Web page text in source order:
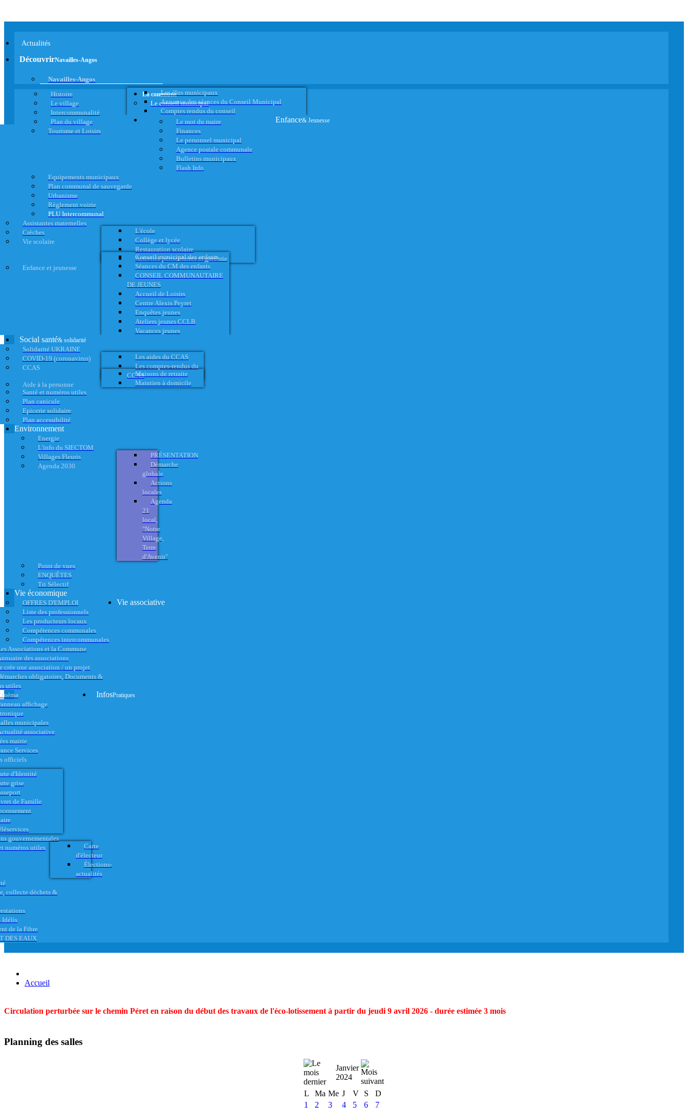
Actualités
DécouvrirNavailles-Angos
Navailles-Angos
Histoire
Le village
Intercommunalité
Plan du village
Tourisme et Loisirs
La commune
Le conseil municipal
Les élus municipaux
Annonce des séances du Conseil Municipal
Comptes rendus du conseil
Le mot du maire
Finances
Le personnel municipal
Agence postale communale
Bulletins municipaux
Flash Info
Equipements municipaux
Plan communal de sauvegarde
Urbanisme
Règlement voirie
PLU Intercommunal
Enfance& Jeunesse
Assistantes maternelles
Crèches
Vie scolaire
L'école
Collège et lycée
Restauration scolaire
Activités périscolaires et garderie
Enfance et jeunesse
Conseil municipal des enfants
Séances du CM des enfants
CONSEIL COMMUNAUTAIRE
DE JEUNES
Accueil de Loisirs
Centre Alexis Peyret
Enquêtes jeunes
Ateliers jeunes CCLB
Vacances jeunes
Social santé& solidarité
Solidarité UKRAINE
COVID-19 (coronavirus)
CCAS
Les aides du CCAS
Les comptes-rendus du
CCAS
Aide à la personne
Maisons de retraite
Maintien à domicile
Santé et numéros utiles
Plan canicule
Epicerie solidaire
Plan accessibilité
Environnement
Energie
L'info du SIECTOM
Villages Fleuris
Agenda 2030
PRÉSENTATION
Démarche
globale
Actions
locales
Agenda
21
local,
"Notre
Village,
Terre
d'Avenir"
Point de vues
ENQUÊTES
Tri Sélectif
Vie économique
OFFRES D'EMPLOI
Liste des professionnels
Les producteurs locaux
Compétences communales
Compétences intercommunales
Vie associative
Associations et la Commune
des associations
crée une association / un projet
obligatoires, Documents &
utiles
affichage
municipales
associative
InfosPratiques
mairie
Services
officiels
d'Identité
grise
de Famille
gouvernementales
numéros utiles
Carte
d'électeur
Élections-
actualités
collecte déchets &
Idélis
de la Fibre
DES EAUX
Accueil
Circulation perturbée sur le chemin Péret en raison du début des travaux de l'éco-lotissement à partir du jeudi 9 avril 2026 - durée estimée 3 mois
Planning des salles
Janvier
2024
L
Ma Me J V S
D
1
2 3 4 5 6
7